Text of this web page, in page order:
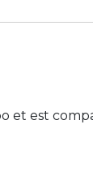
et est